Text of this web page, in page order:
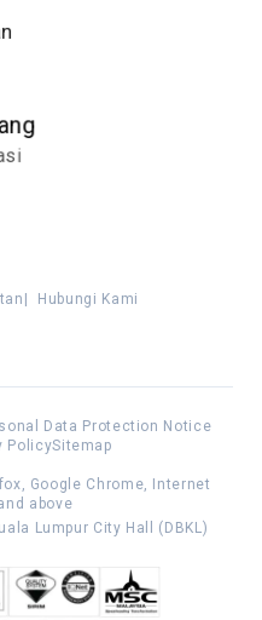
Hubungi Kami
Data Protection Notice
PolicySitemap
Google Chrome, Internet
above
Lumpur City Hall (DBKL)